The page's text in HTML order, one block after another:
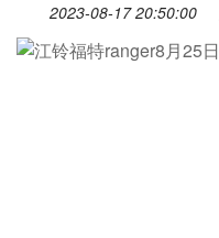
2023-08-17 20:50:00